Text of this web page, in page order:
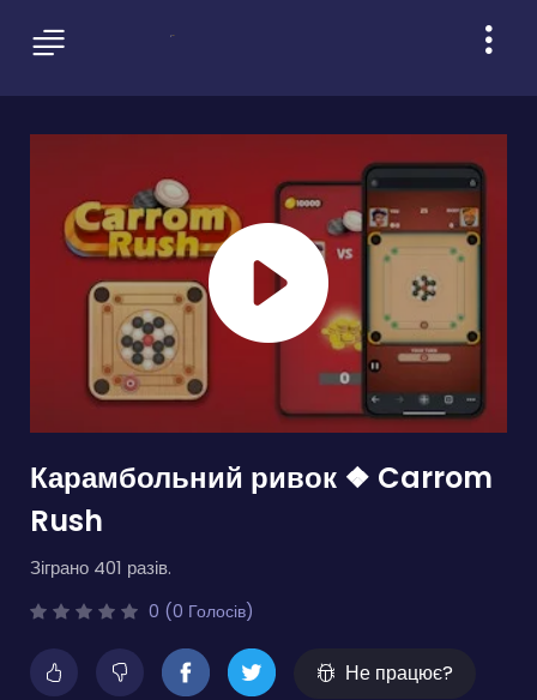
Карамбольний ривок ❖ Carrom
Rush
Зіграно 401 разів.
0 (0 Голосів)
Не працює?